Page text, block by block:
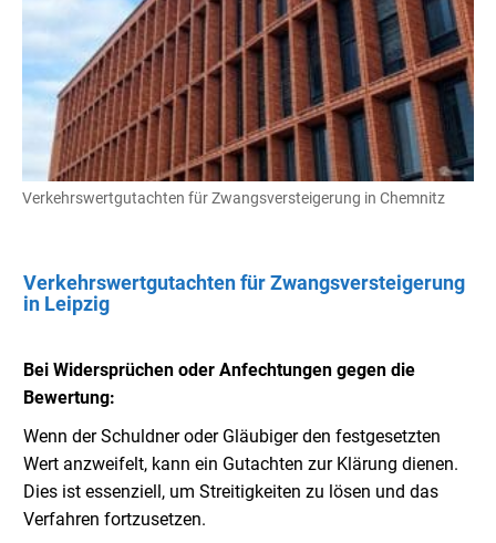
Verkehrswertgutachten für Zwangsversteigerung in Chemnitz
Verkehrswertgutachten für Zwangsversteigerung
in Leipzig
Bei Widersprüchen oder Anfechtungen gegen die
Bewertung:
Wenn der Schuldner oder Gläubiger den festgesetzten
Wert anzweifelt, kann ein Gutachten zur Klärung dienen.
Dies ist essenziell, um Streitigkeiten zu lösen und das
Verfahren fortzusetzen.